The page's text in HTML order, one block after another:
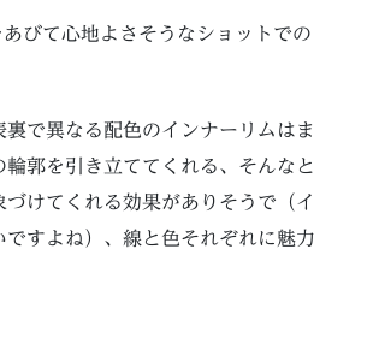
びて心地よさそうなショットでの
で異なる配色のインナーリムはま
郭を引き立ててくれる、そんなと
けてくれる効果がありそうで（イ
すよね）、線と色それぞれに魅力